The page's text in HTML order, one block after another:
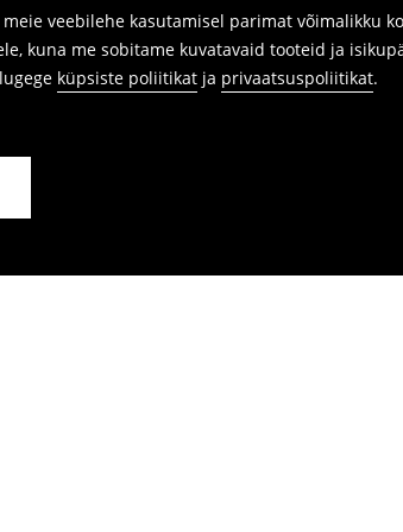
veebilehe kasutamisel parimat võimalikku
kuna me sobitame kuvatavaid tooteid ja
küpsiste poliitikat ja privaatsuspoliitikat.